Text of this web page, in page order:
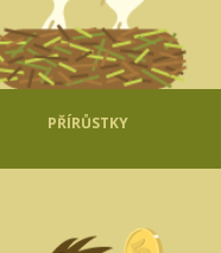
PŘÍRŮSTKY